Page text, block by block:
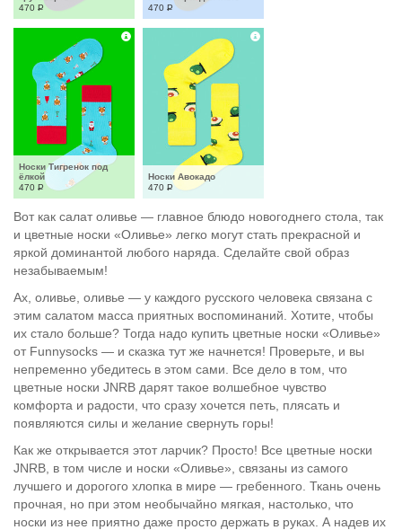
470 Р
470 Р
Носки Тигренок под
ёлкой
470 Р
Носки Авокадо
470 Р
Вот как салат оливье — главное блюдо новогоднего стола, так
и цветные носки «Оливье» легко могут стать прекрасной и
яркой доминантой любого наряда. Сделайте свой образ
незабываемым!
Ах, оливье, оливье — у каждого русского человека связана с
этим салатом масса приятных воспоминаний. Хотите, чтобы
их стало больше? Тогда надо купить цветные носки «Оливье»
от Funnysocks — и сказка тут же начнется! Проверьте, и вы
непременно убедитесь в этом сами. Все дело в том, что
цветные носки JNRB дарят такое волшебное чувство
комфорта и радости, что сразу хочется петь, плясать и
появляются силы и желание свернуть горы!
Как же открывается этот ларчик? Просто! Все цветные носки
JNRB, в том числе и носки «Оливье», связаны из самого
лучшего и дорогого хлопка в мире — гребенного. Ткань очень
прочная, но при этом необычайно мягкая, настолько, что
носки из нее приятно даже просто держать в руках. А надев их